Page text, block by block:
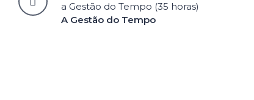
a Gestão do Tempo (35 horas)
A Gestão do Tempo